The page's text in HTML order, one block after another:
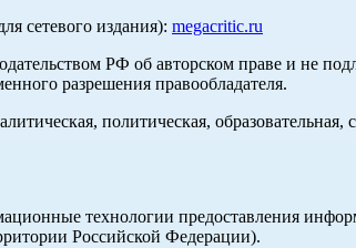
сетевого издания): megacritic.ru
РФ об авторском праве и не
разрешения правообладателя.
политическая, образовательная,
технологии предоставления
Российской Федерации).